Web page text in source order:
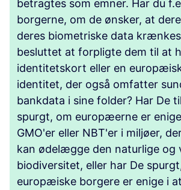
betragtes som emner. Har du
borgerne, om de ønsker, at
deres biometriske data
besluttet at forpligte dem til at
identitetskort eller en
identitet, der også omfatter
bankdata i sine folder? Har De
spurgt, om europæerne er
GMO'er eller NBT'er i miljøer,
kan ødelægge den naturlige og
biodiversitet, eller har De
europæiske borgere er enige i